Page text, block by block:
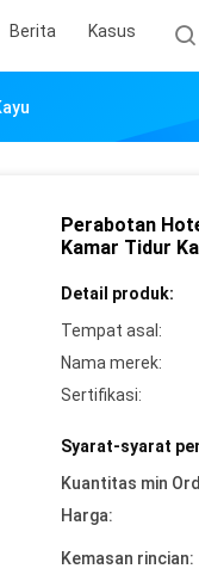
Berita Kasus
Perabotan
Kamar Tidur
Detail produk:
Tempat asal:
Nama merek:
Sertifikasi:
Syarat-syarat
Kuantitas min
Harga:
Kemasan rincian: